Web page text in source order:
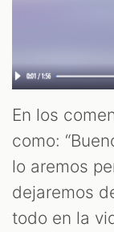
En los
como:
lo aremos
dejaremos
todo en la